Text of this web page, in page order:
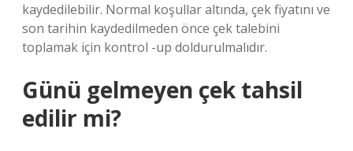
kaydedilebilir. Normal koşullar altında, çek fiyatını ve
son tarihin kaydedilmeden önce çek talebini
toplamak için kontrol -up doldurulmalıdır.
Günü gelmeyen çek tahsil
edilir mi?